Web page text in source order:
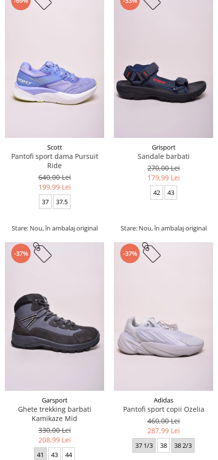
Scott
Pantofi sport dama Pursuit
Ride
640,00 Lei
199,99 Lei
37 37.5
Stare: Nou, în ambalaj original
Grisport
Sandale barbati
270,00 Lei
179,99 Lei
42 43
Stare: Nou, în ambalaj original
-37%
Garsport
Ghete trekking barbati
Kamikaze Mid
330,00 Lei
208,99 Lei
41 43 44
-37%
Adidas
Pantofi sport copii Ozelia
460,00 Lei
287,99 Lei
37 1/3 38 38 2/3